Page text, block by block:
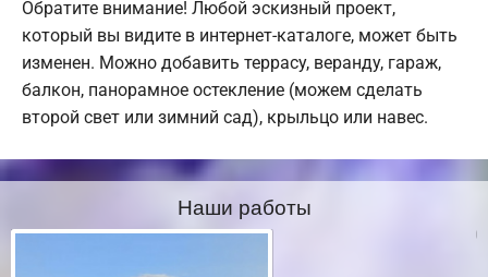
Обратите внимание! Любой эскизный проект,
который вы видите в интернет-каталоге, может быть
изменен. Можно добавить террасу, веранду, гараж,
балкон, панорамное остекление (можем сделать
второй свет или зимний сад), крыльцо или навес.
Наши работы